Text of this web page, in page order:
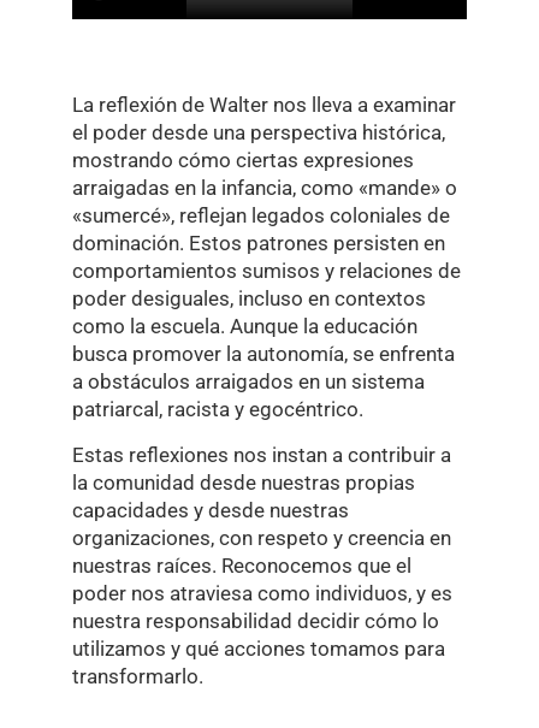
La reflexión de Walter nos lleva a examinar
el poder desde una perspectiva histórica,
mostrando cómo ciertas expresiones
arraigadas en la infancia, como «mande» o
«sumercé», reflejan legados coloniales de
dominación. Estos patrones persisten en
comportamientos sumisos y relaciones de
poder desiguales, incluso en contextos
como la escuela. Aunque la educación
busca promover la autonomía, se enfrenta
a obstáculos arraigados en un sistema
patriarcal, racista y egocéntrico.
Estas reflexiones nos instan a contribuir a
la comunidad desde nuestras propias
capacidades y desde nuestras
organizaciones, con respeto y creencia en
nuestras raíces. Reconocemos que el
poder nos atraviesa como individuos, y es
nuestra responsabilidad decidir cómo lo
utilizamos y qué acciones tomamos para
transformarlo.